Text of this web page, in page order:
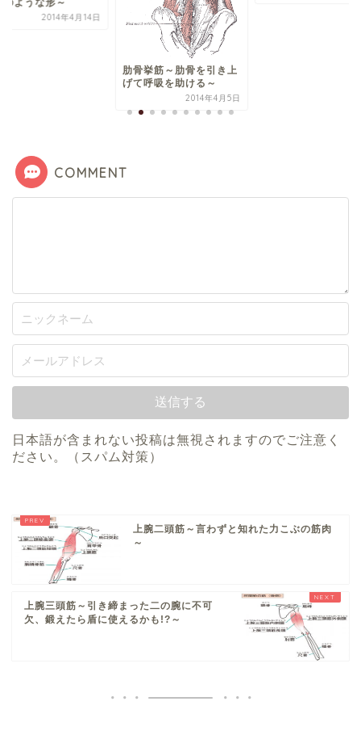
COMMENT
日本語が含まれない投稿は無視されますのでご注意く
ださい。（スパム対策）
上腕二頭筋～言わずと知れた力こぶの筋肉
～
上腕三頭筋～引き締まった二の腕に不可
欠、鍛えたら盾に使えるかも!?～